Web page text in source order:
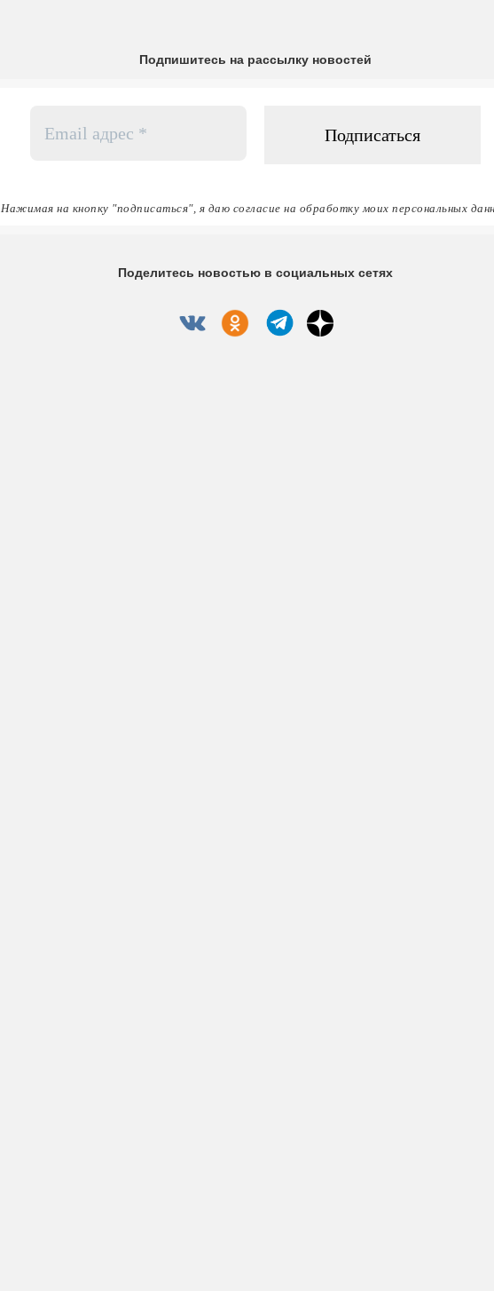
Подпишитесь на рассылку новостей
адрес
Нажимая на кнопку "подписаться", я даю согласие на обработку моих персональных
Поделитесь новостью в социальных сетях